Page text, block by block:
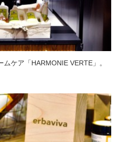
ケア「HARMONIE VERTE」。